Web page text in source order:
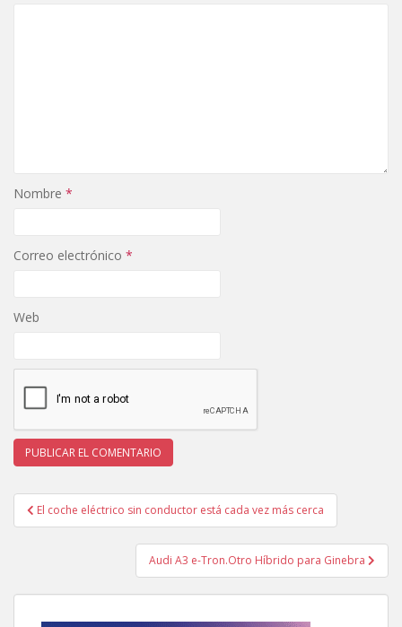
Nombre *
Correo electrónico *
Web
Navegación
de
El coche eléctrico sin conductor está cada vez más cerca
Audi A3 e-Tron.Otro Híbrido para Ginebra